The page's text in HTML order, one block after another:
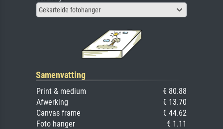
Gekartelde fotohanger
Samenvatting
Print & medium
€ 80.88
Afwerking
€ 13.70
Canvas frame
€ 44.62
Foto hanger
€ 1.11